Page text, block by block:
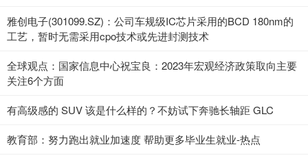
雅创电子(301099.SZ)：公司车规级IC芯片采用的BCD 180nm的
工艺，暂时无需采用cpo技术或先进封测技术
全球观点：国家信息中心祝宝良：2023年宏观经济政策取向主要
关注6个方面
有高级感的 SUV 该是什么样的？不妨试下奔驰长轴距 GLC
教育部：努力跑出就业加速度 帮助更多毕业生就业-热点